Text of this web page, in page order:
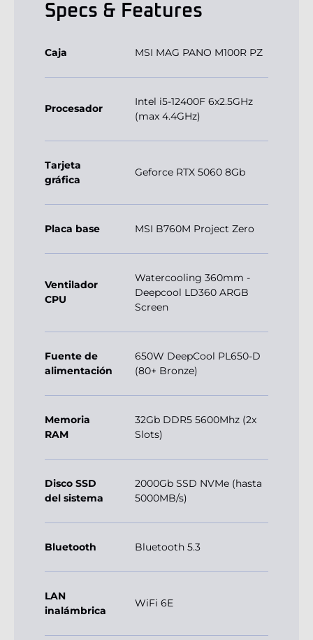
Specs & Features
Caja MSI MAG PANO M100R PZ
Procesador
Intel i5-12400F 6x2.5GHz
(max 4.4GHz)
Tarjeta
gráfica
Geforce RTX 5060 8Gb
Placa base MSI B760M Project Zero
Ventilador
CPU
Watercooling 360mm -
Deepcool LD360 ARGB
Screen
Fuente de
alimentación
650W DeepCool PL650-D
(80+ Bronze)
Memoria
RAM
32Gb DDR5 5600Mhz (2x
Slots)
Disco SSD
del sistema
2000Gb SSD NVMe (hasta
5000MB/s)
Bluetooth Bluetooth 5.3
LAN
inalámbrica
WiFi 6E